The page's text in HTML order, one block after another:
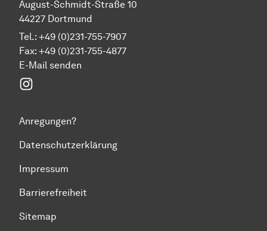
August-Schmidt-Straße 10
44227 Dortmund
Tel.: +49 (0)231-755-7907
Fax: +49 (0)231-755-4877
E-Mail senden
Anregungen?
Datenschutzerklärung
Impressum
Barrierefreiheit
Sitemap